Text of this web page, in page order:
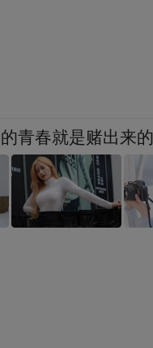
青春就是赌出来的